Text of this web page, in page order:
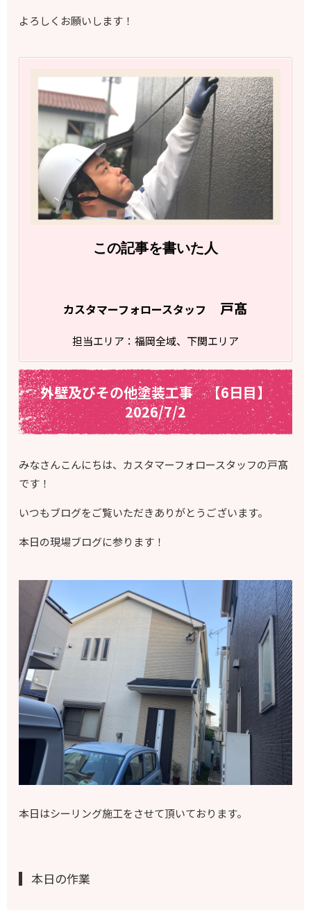
よろしくお願いします！
この記事を書いた人
カスタマーフォロースタッフ 戸髙
担当エリア：福岡全域、下関エリア
外壁及びその他塗装工事 【6日目】
2026/7/2
みなさんこんにちは、カスタマーフォロースタッフの戸髙
です！
いつもブログをご覧いただきありがとうございます。
本日の現場ブログに参ります！
本日はシーリング施工をさせて頂いております。
本日の作業